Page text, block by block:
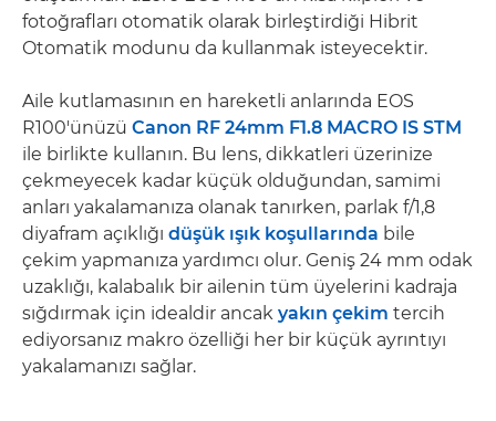
fotoğrafları otomatik olarak birleştirdiği Hibrit
Otomatik modunu da kullanmak isteyecektir.
Aile kutlamasının en hareketli anlarında EOS
R100'ünüzü Canon RF 24mm F1.8 MACRO IS STM
ile birlikte kullanın. Bu lens, dikkatleri üzerinize
çekmeyecek kadar küçük olduğundan, samimi
anları yakalamanıza olanak tanırken, parlak f/1,8
diyafram açıklığı düşük ışık koşullarında bile
çekim yapmanıza yardımcı olur. Geniş 24 mm odak
uzaklığı, kalabalık bir ailenin tüm üyelerini kadraja
sığdırmak için idealdir ancak yakın çekim tercih
ediyorsanız makro özelliği her bir küçük ayrıntıyı
yakalamanızı sağlar.